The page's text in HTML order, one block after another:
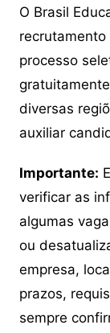
O Brasil
processo
diversas
auxiliar
Importante:
verificar as
algumas
ou
empresa,
prazos,
sempre